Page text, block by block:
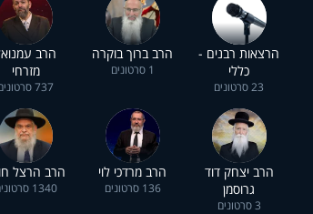
הרצאות רבנים -
כללי
23 סרטונים
הרב ברוך בוקרה
1 סרטונים
הרב
מזרחי
737 סרטונים
הרב יצחק דוד
גרוסמן
3 סרטונים
הרב מרדכי לוי
136 סרטונים
הרב הרצל
1340 סרטונים